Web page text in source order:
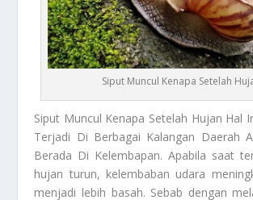
Siput Muncul Kenapa Setelah
Siput Muncul Kenapa Setelah Hujan Hal
Terjadi Di Berbagai Kalangan Daerah
Berada Di Kelembapan. Apabila saat
hujan turun, kelembaban udara
menjadi lebih basah. Sebab dengan